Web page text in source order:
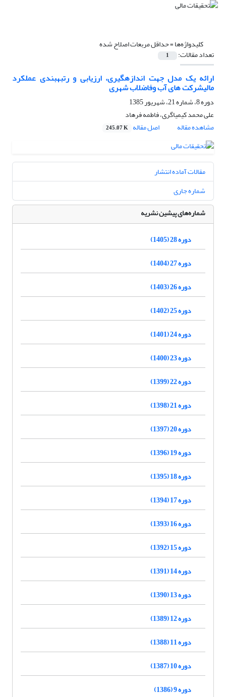
کلیدواژه‌ها =حداقل مربعات اصلاح شده
تعداد مقالات: 1
ارائه یک مدل جهت اندازه‏گیری، ارزیابی و رتبه‏بندی عملکرد
مالیشرکت های آب وفاضلاب شهری
دوره 8، شماره 21، شهریور 1385
علی محمد کیمیاگری، فاطمه فرهاد
مشاهده مقاله
اصل مقاله 245.07 K
مقالات آماده انتشار
شماره جاری
شماره‌های پیشین نشریه
دوره 28 (1405)
دوره 27 (1404)
دوره 26 (1403)
دوره 25 (1402)
دوره 24 (1401)
دوره 23 (1400)
دوره 22 (1399)
دوره 21 (1398)
دوره 20 (1397)
دوره 19 (1396)
دوره 18 (1395)
دوره 17 (1394)
دوره 16 (1393)
دوره 15 (1392)
دوره 14 (1391)
دوره 13 (1390)
دوره 12 (1389)
دوره 11 (1388)
دوره 10 (1387)
دوره 9 (1386)